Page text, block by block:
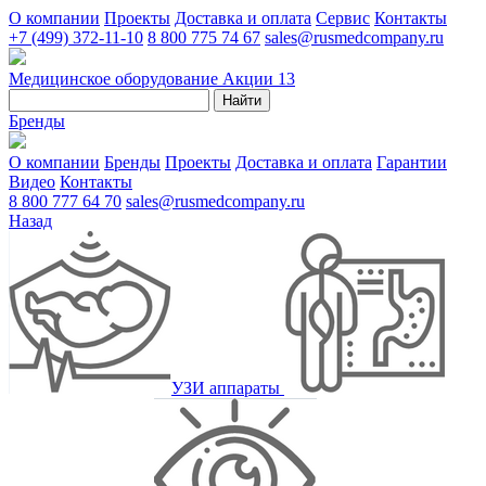
О компании Проекты Доставка и оплата Сервис Контакты
+7 (499) 372-11-10 8 800 775 74 67 sales@rusmedcompany.ru
Медицинское оборудование Акции 13
Найти
Бренды
О компании Бренды Проекты Доставка и оплата Гарантии
Видео Контакты
8 800 777 64 70 sales@rusmedcompany.ru
Назад
УЗИ аппараты